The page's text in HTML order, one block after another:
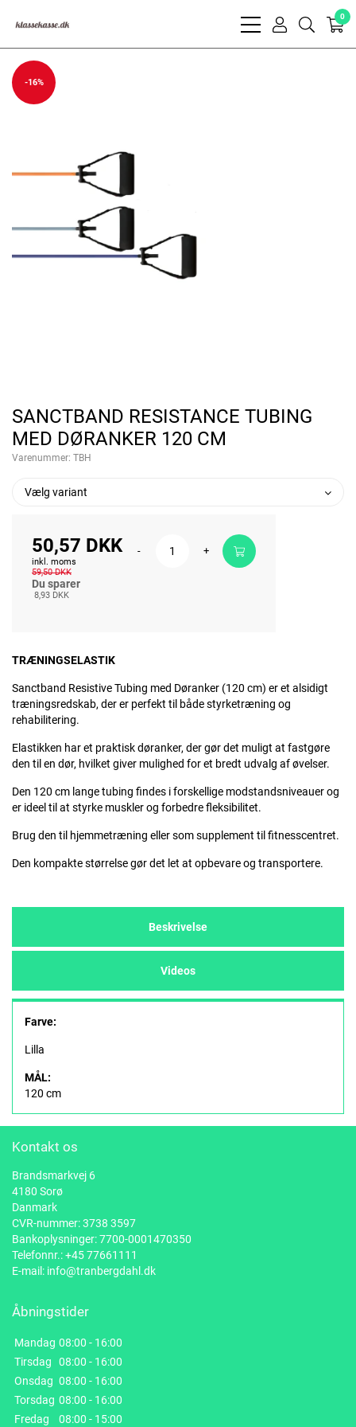
bars
user
search
0
-16%
SANCTBAND RESISTANCE TUBING
MED DØRANKER 120 CM
Varenummer: TBH
Vælg variant
50,57 DKK
inkl. moms
59,50 DKK
Du sparer
8,93 DKK
- +
TRÆNINGSELASTIK
Sanctband Resistive Tubing med Døranker (120 cm) er et alsidigt
træningsredskab, der er perfekt til både styrketræning og
rehabilitering.
Elastikken har et praktisk døranker, der gør det muligt at fastgøre
den til en dør, hvilket giver mulighed for et bredt udvalg af øvelser.
Den 120 cm lange tubing findes i forskellige modstandsniveauer og
er ideel til at styrke muskler og forbedre fleksibilitet.
Brug den til hjemmetræning eller som supplement til fitnesscentret.
Den kompakte størrelse gør det let at opbevare og transportere.
Beskrivelse
Videos
Farve:
Lilla
MÅL:
120 cm
Kontakt os
Brandsmarkvej 6
4180 Sorø
Danmark
CVR-nummer: 3738 3597
Bankoplysninger: 7700-0001470350
Telefonnr.:+45 77661111
E-mail: info@tranbergdahl.dk
Åbningstider
Mandag 08:00 - 16:00
Tirsdag
08:00 - 16:00
Onsdag 08:00 - 16:00
Torsdag 08:00 - 16:00
Fredag
08:00 - 15:00